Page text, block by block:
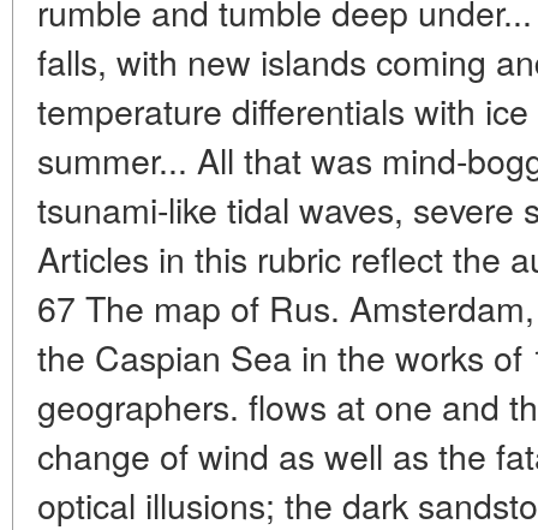
rumble and tumble deep
falls, with new islands coming
temperature differentials with
summer... All that was mind-
tsunami-like tidal waves, severe
Articles in this rubric reflect the
67 The map of Rus.
the Caspian Sea in the works
geographers. flows at one and
change of wind as well as the
optical illusions; the dark